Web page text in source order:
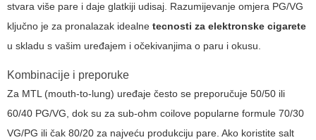
stvara više pare i daje glatkiji udisaj. Razumijevanje omjera PG/VG
ključno je za pronalazak idealne tecnosti za elektronske cigarete
u skladu s vašim uređajem i očekivanjima o paru i okusu.
Kombinacije i preporuke
Za MTL (mouth-to-lung) uređaje često se preporučuje 50/50 ili
60/40 PG/VG, dok su za sub-ohm coilove popularne formule 70/30
VG/PG ili čak 80/20 za najveću produkciju pare. Ako koristite salt